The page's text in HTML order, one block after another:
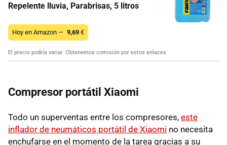
Repelente lluvia, Parabrisas, 5 litros
Hoy en Amazon — 9,69 €
El precio podría variar. Obtenemos comisión por estos enlaces
Compresor portátil Xiaomi
Todo un superventas entre los compresores, este
inflador de neumáticos portátil de Xiaomi no necesita
enchufarse en el momento de la tarea gracias a su